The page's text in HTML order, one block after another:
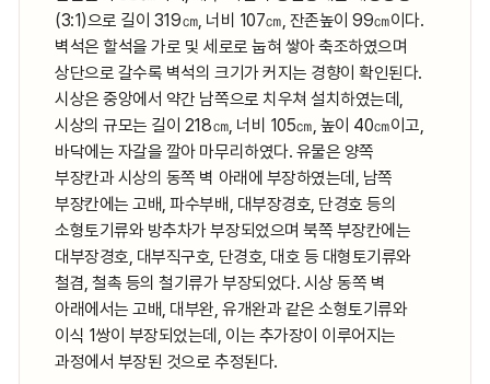
(3:1)으로 길이 319㎝, 너비 107㎝, 잔존높이 99㎝이다.
벽석은 할석을 가로 및 세로로 눕혀 쌓아 축조하였으며
상단으로 갈수록 벽석의 크기가 커지는 경향이 확인된다.
시상은 중앙에서 약간 남쪽으로 치우쳐 설치하였는데,
시상의 규모는 길이 218㎝, 너비 105㎝, 높이 40㎝이고,
바닥에는 자갈을 깔아 마무리하였다. 유물은 양쪽
부장칸과 시상의 동쪽 벽 아래에 부장하였는데, 남쪽
부장칸에는 고배, 파수부배, 대부장경호, 단경호 등의
소형토기류와 방추차가 부장되었으며 북쪽 부장칸에는
대부장경호, 대부직구호, 단경호, 대호 등 대형토기류와
철겸, 철촉 등의 철기류가 부장되었다. 시상 동쪽 벽
아래에서는 고배, 대부완, 유개완과 같은 소형토기류와
이식 1쌍이 부장되었는데, 이는 추가장이 이루어지는
과정에서 부장된 것으로 추정된다.